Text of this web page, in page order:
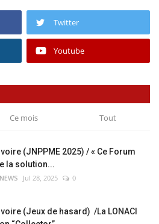
Twitter
Youtube
Ce mois Tout
(JNPPME 2025) / « Ce Forum
la solution...
Jul 28, 2025 0
(Jeux de hasard) /La LONACI